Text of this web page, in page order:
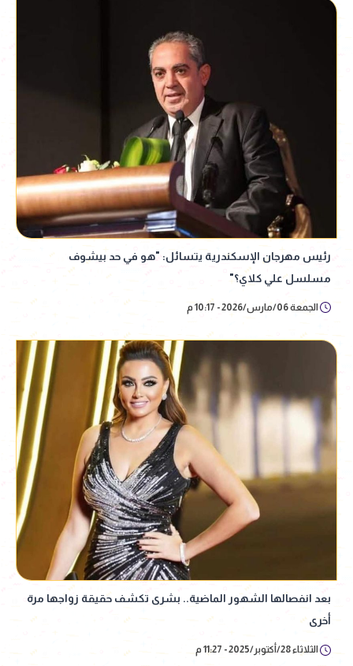
رئيس مهرجان الإسكندرية يتسائل: "هو في حد بيشوف
مسلسل علي كلاي؟"
الجمعة 06/مارس/2026 - 10:17 م
بعد انفصالها الشهور الماضية.. بشرى تكشف حقيقة زواجها مرة
أخرى
الثلاثاء 28/أكتوبر/2025 - 11:27 م